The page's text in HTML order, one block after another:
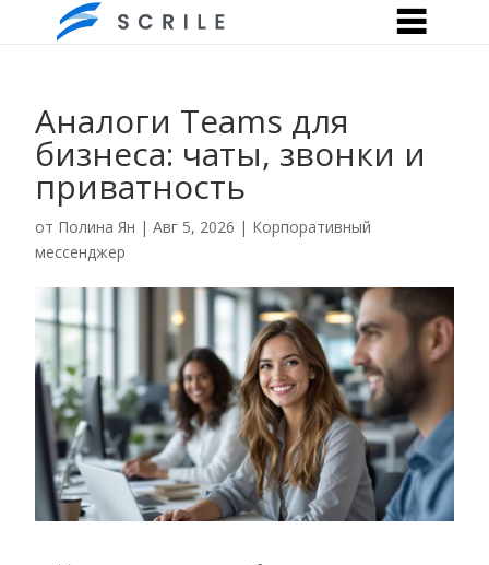
Аналоги Teams для
бизнеса: чаты, звонки и
приватность
от Полина Ян | Авг 5, 2026 | Корпоративный
мессенджер